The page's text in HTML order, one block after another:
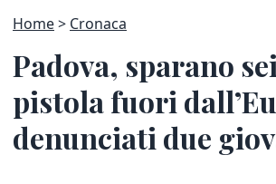
Home Cronaca
Padova, sparano
pistola fuori
denunciati due